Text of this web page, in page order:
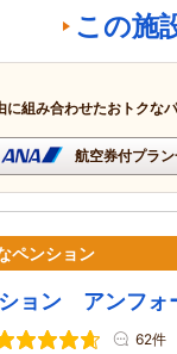
この施
に組み合わせたおトクな
航空券付プラ
ペンション
ョン アンフォ
62件